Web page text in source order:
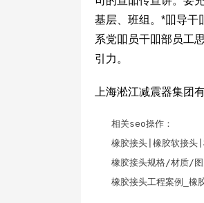
基层、班组。*吅导干
系党吅员干吅部员工
引力。
上海淞江减震器集团
相关seo操作：
橡胶接头 |橡胶软接头
橡胶接头规格/材质/图
橡胶接头工程案例
_橡